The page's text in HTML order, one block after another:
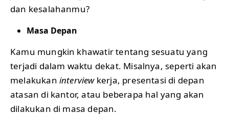
dan kesalahanmu?
Masa Depan
Kamu mungkin khawatir tentang sesuatu yang
terjadi dalam waktu dekat. Misalnya, seperti akan
melakukan interviewkerja, presentasi di depan
atasan di kantor, atau beberapa hal yang akan
dilakukan di masa depan.